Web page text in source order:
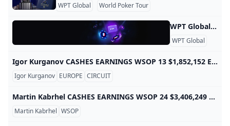
WPT Global World Poker Tour
WPT Global – Privacy Policy politique de confidentialité Dernière mise à jour : 30 janvier 2024 Merci d’avoir consulté la politique de confidentialité de WPT. Cette politique de confidentialité explique comment WPT (collectivement, « WPT », « nous » ou « notre ») collecte, utilise et partage des informations vous concernant (« vous », « votre » ou « utilisateur ») lorsque vous accédez à ou utilisez nos sites Web (« Services »). Les utilisateurs sont responsables de toutes les données tierces qu’ils fournissent ou partagent via les Services et confirment qu’ils ont le consentement du tiers pour nous fournir ces données.
WPT Global
Igor Kurganov CASHES EARNINGS WSOP 13 $1,852,152 EUROPE 1 $36,366 CIRCUIT 1 $90,899
Igor Kurganov EUROPE CIRCUIT
Martin Kabrhel CASHES EARNINGS WSOP 24 $3,406,249 EUROPE 23 $4,439,326 CIRCUIT 1 $8,831 INT’L CIRCUIT 14 $510,259
Martin Kabrhel WSOP